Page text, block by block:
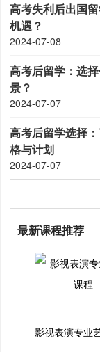
高考失利后出国
机遇？
2024-07-08
高考后留学：选
景？
2024-07-07
高考后留学选择
格与计划
2024-07-07
最新课程推荐
影视表演专业